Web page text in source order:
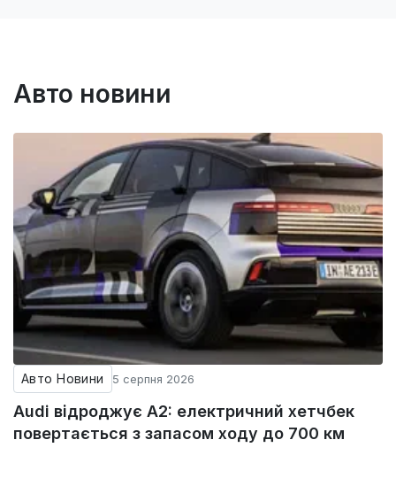
Авто новини
Авто Новини 5 серпня 2026
Audi відроджує A2: електричний хетчбек
повертається з запасом ходу до 700 км